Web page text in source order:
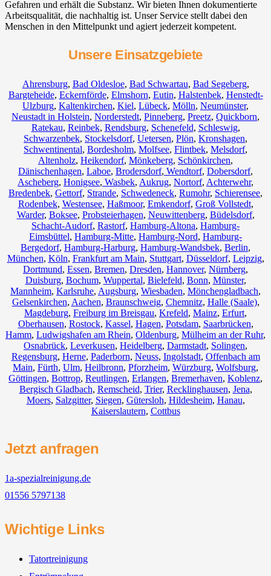
Gefahren und erhält die Substanz. Wir bieten Ihnen dokumentierte
Arbeitsqualität, die nachhaltig ist. Unser Service stellt dabei den
Menschen in den Mittelpunkt und agiert jederzeit kompetent.
Unsere Einsatzgebiete
Ahrensburg, Bad Oldesloe, Bad Schwartau, Bad Segeberg,
Bargteheide, Eckernförde, Elmshorn, Eutin, Halstenbek, Henstedt-
Ulzburg, Kaltenkirchen, Kiel, Lübeck, Mölln, Neumünster,
Neustadt in Holstein, Norderstedt, Pinneberg, Preetz, Quickborn,
Ratekau, Reinbek, Rendsburg, Schenefeld, Schleswig,
Schwarzenbek, Stockelsdorf, Uetersen, Plön, Kronshagen,
Schwentinental, Bordesholm, Molfsee, Flintbek, Melsdorf,
Altenholz, Heikendorf, Mönkeberg, Schönkirchen,
Dänischenhagen, Laboe, Brodersdorf, Wendtorf, Dobersdorf,
Ascheberg, Honigsee, Wasbek, Aukrug, Nortorf, Achterwehr,
Bredenbek, Gettorf, Strande, Schwedeneck, Rumohr, Schierensee,
Rodenbek, Westensee, Haßmoor, Emkendorf, Groß Vollstedt,
Warder, Boksee, Probsteierhagen, Neuwittenberg, Büdelsdorf,
Schacht-Audorf, Rastorf, Hamburg-Altona, Hamburg-
Eimsbüttel, Hamburg-Mitte, Hamburg-Nord, Hamburg-
Bergedorf, Hamburg-Harburg, Hamburg-Wandsbek, Berlin,
München, Köln, Frankfurt am Main, Stuttgart, Düsseldorf, Leipzig,
Dortmund, Essen, Bremen, Dresden, Hannover, Nürnberg,
Duisburg, Bochum, Wuppertal, Bielefeld, Bonn, Münster,
Mannheim, Karlsruhe, Augsburg, Wiesbaden, Mönchengladbach,
Gelsenkirchen, Aachen, Braunschweig, Chemnitz⁠, Halle (Saale),
Magdeburg, Freiburg im Breisgau, Krefeld, Mainz, Erfurt,
Oberhausen, Rostock, Kassel, Hagen, Potsdam, Saarbrücken,
Hamm, Ludwigshafen am Rhein, Oldenburg, Mülheim an der Ruhr,
Osnabrück, Leverkusen, Heidelberg, Darmstadt, Solingen,
Regensburg, Herne, Paderborn, Neuss, Ingolstadt, Offenbach am
Main, Fürth, Ulm, Heilbronn, Pforzheim, Würzburg, Wolfsburg,
Göttingen, Bottrop, Reutlingen, Erlangen, Bremerhaven, Koblenz,
Bergisch Gladbach, Remscheid, Trier, Recklinghausen, Jena,
Moers, Salzgitter, Siegen, Gütersloh, Hildesheim, Hanau,
Kaiserslautern, Cottbus
Jetzt anfragen
1a-spezialreinigung.de
01556 5797138
Wichtige Links
Tatortreinigung